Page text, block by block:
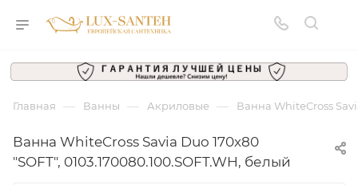
Главная — Ванны — Акриловые — Ванна WhiteCross
Ванна WhiteCross Savia Duo 170x80
"SOFT", 0103.170080.100.SOFT.WH, белый